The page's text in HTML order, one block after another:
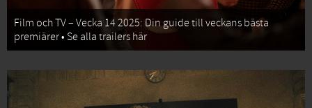
Film och TV – Vecka 14 2025: Din guide till veckans bästa
premiärer • Se alla trailers här